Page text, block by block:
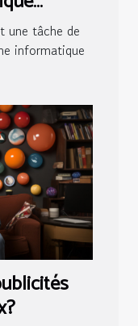
une tâche de
informatique